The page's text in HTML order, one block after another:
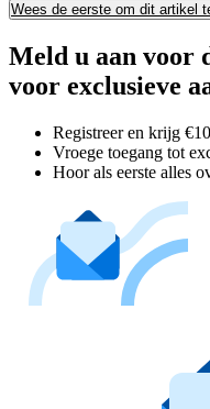
Wees de eerste om dit artikel
Meld u aan voor
voor exclusieve
Registreer en krijg
Vroege toegang tot
Hoor als eerste alles